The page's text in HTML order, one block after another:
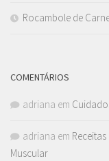
Rocambole de
COMENTÁRIOS
adriana em
adriana em
Muscular